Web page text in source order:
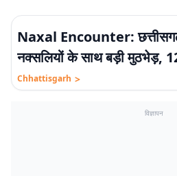
Naxal Encounter:
नक्सलियों के साथ बड़ी मुठभेड़,
जवान शहीद
Chhattisgarh >
विज्ञापन